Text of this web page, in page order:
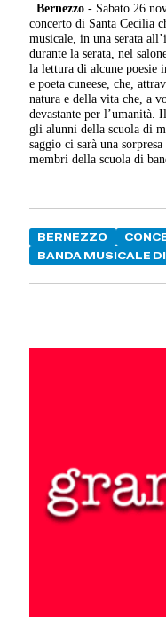
Bernezzo - Sabato 26
concerto di Santa Cecilia
musicale, in una serata
durante la serata, nel
la lettura di alcune poesie
e poeta cuneese, che,
natura e della vita che, a
devastante per l’umanità.
gli alunni della scuola di
saggio ci sarà una
membri della scuola di
BERNEZZO
BANDA MUSICALE